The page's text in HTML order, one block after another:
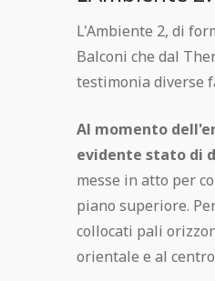
L'Ambiente 2, di
Balconi che dal
testimonia diverse
Al momento
evidente stato di
messe in atto per
piano superiore.
collocati pali
orientale e al